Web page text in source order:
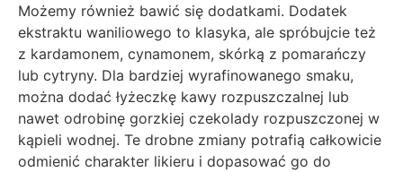
Możemy również bawić się dodatkami. Dodatek
ekstraktu waniliowego to klasyka, ale spróbujcie też
z kardamonem, cynamonem, skórką z pomarańczy
lub cytryny. Dla bardziej wyrafinowanego smaku,
można dodać łyżeczkę kawy rozpuszczalnej lub
nawet odrobinę gorzkiej czekolady rozpuszczonej w
kąpieli wodnej. Te drobne zmiany potrafią całkowicie
odmienić charakter likieru i dopasować go do